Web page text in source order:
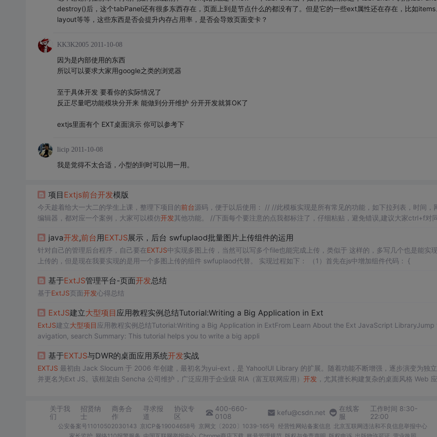
destroy()后，这个tabPanel还有很多东西存在，页面上到是节点什么的都没有了。但是它的一些ext属性还在存在，比如items
layout等等，这些东西是否会提升内存占用率，是否会导致页面变卡？
KK3K2005 2011-10-08
因为是内部使用的东西
所以可以要求大家用google之类的浏览器
至于具体开发 要看你的实际情况了
反正尽量吧功能模块分开来 能做到分开维护 分开开发就算OK了
extjs里面有个 EXT桌面演示 你可以参考下
licip 2011-10-08
我是觉得不太合适，小型的到时可以用一用。
项目 Extjs前台开发模版
今天趁着给大一大二的学生上课，整理下项目的前台源码，便于以后使用： // //此模板实现是所有常见的功能，如下拉列表，时间，网页
编辑器，都对应一个案例，大家可以模仿开发其他功能。 //下面每个要注意的点我都标注了，仔细粘贴，避免错误,建议大家ctrl+f对
java开发,前台用EXTJS展示，后台 swfuplaod批量图片上传组件的运用
针对自己的管理后台程序，自己要在EXTJS中实现多图上传，当然可以写多个file也能完成上传，类似于 这样的，多写几个也是能实现多图
上传的，但是现在我要实现的是用一个多图上传的组件 swfuplaod代替。 实现过程如下： （1）首先在js中增加组件代码： {
基于ExtJS管理平台-页面开发总结
基于ExtJS页面开发心得总结
ExtJS建立大型项目 应用教程实例总结Tutorial:Writing a Big Application in Ext
ExtJS建立大型项目 应用教程实例总结Tutorial:Writing a Big Application in ExtFrom Learn About the Ext JavaScript LibraryJump
avigation, search Summary: This tutorial helps you to write a big appli
基于EXTJS与DWR的桌面应用系统开发实战
EXTJS 最初由 Jack Slocum 于 2006 年创建，最初名为yui-ext，是 Yahoo!UI Library 的扩展。随着功能不断增强，逐步演变为独
并更名为Ext JS。该框架由 Sencha 公司维护，广泛应用于企业级 RIA（富互联网应用） 开发，尤其擅长构建复杂的桌面风格 Web
关于我
们
招贤纳
士
商务合
作
寻求报
道
协议专
区
400-660-
0108
kefu@csdn.net
在线客
服
工作时间 8:30-
22:00
公安备案号11010502030143 京ICP备19004658号 京网文〔2020〕1039-165号 经营性网站备案信息 北京互联网违法和不良信息举报中心